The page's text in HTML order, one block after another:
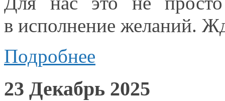
в исполнение желаний.
Подробнее
23 Декабрь 2025